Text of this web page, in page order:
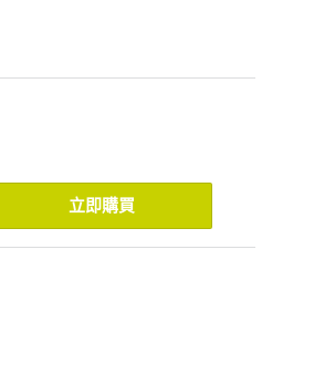
立即購買